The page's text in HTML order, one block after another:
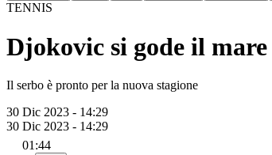
TENNIS
Djokovic si gode il
Il serbo è pronto per la nuova stagione
30 Dic 2023 - 14:29
30 Dic 2023 - 14:29
01:44